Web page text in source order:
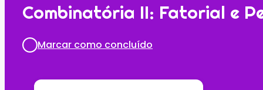
Combinatória II: Fatorial e
Marcar como concluído